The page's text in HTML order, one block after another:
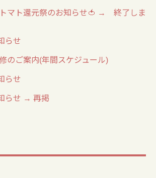
マト還元祭のお知らせ🍅 → 終了しま
らせ
のご案内(年間スケジュール)
らせ
らせ → 再掲